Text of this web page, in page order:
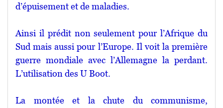
d’épuisement et de maladies.
Ainsi il prédit non seulement pour l’Afrique du
Sud mais aussi pour l’Europe. Il voit la première
guerre mondiale avec l’Allemagne la perdant.
L’utilisation des U Boot.
La montée et la chute du communisme,